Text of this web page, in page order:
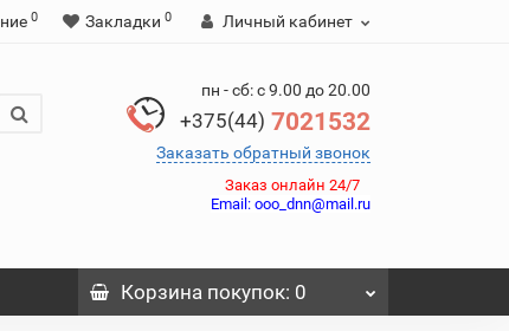
0 Закладки 0 Личный кабинет
пн - сб: с 9.00 до 20.00
+375(44) 7021532
Заказать обратный звонок
Заказ онлайн 24/7
Email: ooo_dnn@mail.ru
Корзинапокупок: 0